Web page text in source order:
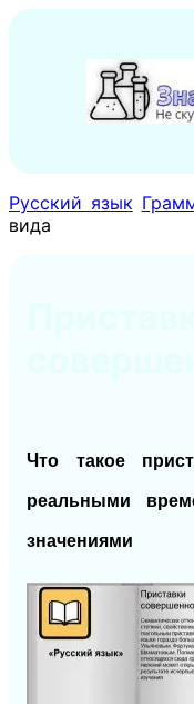
содержимому
Русский язык
вида
Что такое
реальными
значениями